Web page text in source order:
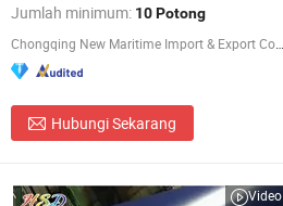
Jumlah minimum: 10 Potong
Chongqing New Maritime Import & Export Co., Ltd.
Hubungi Sekarang
Video